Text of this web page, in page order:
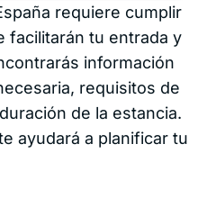
requiere cumplir
facilitarán tu entrada y
información
requisitos de
de la estancia.
ayudará a planificar tu